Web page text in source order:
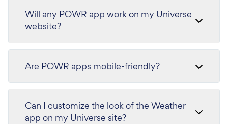
Will any POWR app work on my Universe
website?
Are POWR apps mobile-friendly?
Can I customize the look of the Weather
app on my Universe site?